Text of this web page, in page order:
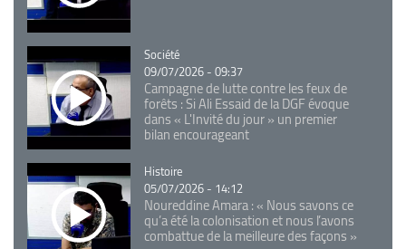
Catégorie
Société
09/07/2026 - 09:37
Campagne de lutte contre les feux de
forêts : Si Ali Essaid de la DGF évoque
dans « L'Invité du jour » un premier
bilan encourageant
Catégorie
Histoire
05/07/2026 - 14:12
Noureddine Amara : « Nous savons ce
qu’a été la colonisation et nous l’avons
combattue de la meilleure des façons »